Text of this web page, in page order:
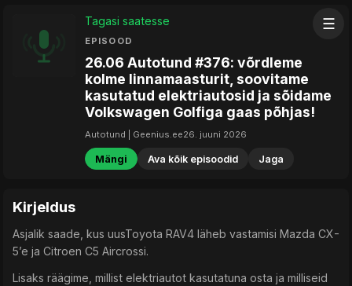
☰
Tagasi saatesse
EPISOOD
26.06 Autotund #376: võrdleme
kolme linnamaasturit, soovitame
kasutatud elektriautosid ja sõidame
Volkswagen Golfiga gaas põhjas!
Autotund | Geenius.ee26. juuni 2026
Mängi Ava kõik episoodid Jaga
Kirjeldus
Asjalik saade, kus uusToyota RAV4 läheb vastamisi Mazda CX-
5’e ja Citroen C5 Aircrossi.
Lisaks räägime, millist elektriautot kasutatuna osta ja milliseid